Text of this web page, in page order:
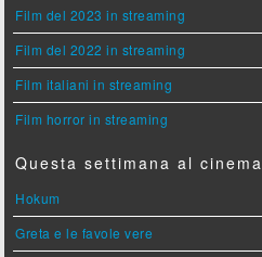
Film del 2023 in streaming
Film del 2022 in streaming
Film italiani in streaming
Film horror in streaming
Questa settimana al cinema
Hokum
Greta e le favole vere